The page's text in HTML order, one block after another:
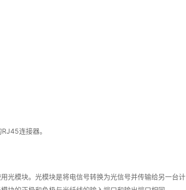
连接器。
光模块。光模块是将电信号转换为光信号并传输给另一台计